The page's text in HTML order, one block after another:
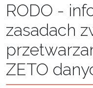
RODO -
zasadach
ZETO